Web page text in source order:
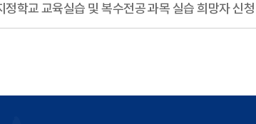
학교 교육실습 및 복수전공 과목 실습 희망자 신